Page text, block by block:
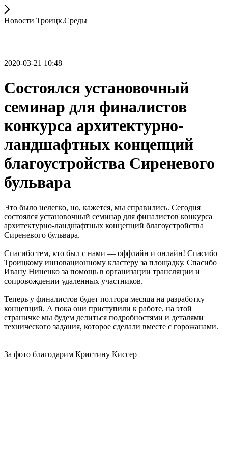
Новости Троицк.Среды
2020-03-21 10:48
Состоялся установочный
семинар для финалистов
конкурса архитектурно-
ландшафтных концепций
благоустройства Сиреневого
бульвара
Это было нелегко, но, кажется, мы справились. Сегодня
состоялся установочный семинар для финалистов конкурса
архитектурно-ландшафтных концепций благоустройства
Сиреневого бульвара.
Спасибо тем, кто был с нами — оффлайн и онлайн! Спасибо
Троицкому инновационному кластеру за площадку. Спасибо
Ивану Ниненко за помощь в организации трансляции и
сопровождении удаленных участников.
Теперь у финалистов будет полтора месяца на разработку
концепций. А пока они приступили к работе, на этой
страничке мы будем делиться подробностями и деталями
технического задания, которое сделали вместе с горожанами.
За фото благодарим Кристину Киссер